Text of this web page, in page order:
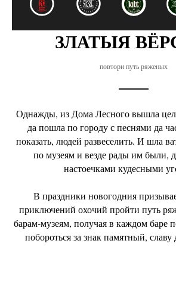
ЗЛАТЫЯ
повтори путь ряженых
Однажды, из Дома Лесного вышла
да пошла по городу с песнями да
показать, людей развеселить. И шла
по музеям и везде рады им были,
настоечками кудесными
В праздники новогодния
приключений охочий пройти путь
барам-музеям, получая в каждом баре
побороться за знак памятный, славу